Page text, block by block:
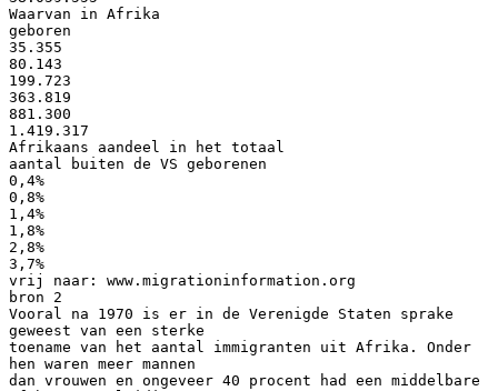
Waarvan in Afrika
geboren
35.355
80.143
199.723
363.819
881.300
1.419.317
Afrikaans aandeel in het totaal
aantal buiten de VS geborenen
0,4%
0,8%
1,4%
1,8%
2,8%
3,7%
vrij naar: www.migrationinformation.org
bron 2
Vooral na 1970 is er in de Verenigde Staten sprake
geweest van een sterke
toename van het aantal immigranten uit Afrika. Onder
hen waren meer mannen
dan vrouwen en ongeveer 40 procent had een middelbare